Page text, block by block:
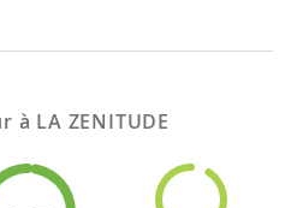
à LA ZENITUDE